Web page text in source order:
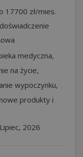
17700 zł/mies.
medyczna,
na życie,
wypoczynku,
produkty i
2026